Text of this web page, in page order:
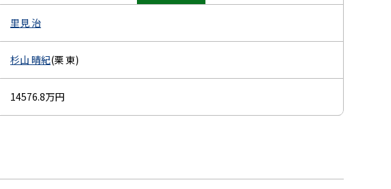
里見 治
杉山 晴紀(栗 東)
14576.8万円